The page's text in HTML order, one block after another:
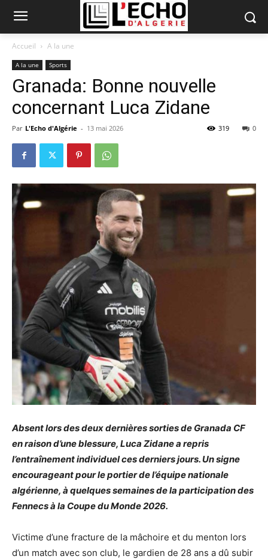
Accueil A la une
A la une Sports
Granada: Bonne nouvelle
concernant Luca Zidane
Par L'Echo d'Algérie - 13 mai 2026 0
319
Absent lors des deux dernières sorties de Granada CF
en raison d’une blessure, Luca Zidane a repris
l’entraînement individuel ces derniers jours. Un signe
encourageant pour le portier de l’équipe nationale
algérienne, à quelques semaines de la participation des
Fennecs à la Coupe du Monde 2026.
Victime d’une fracture de la mâchoire et du menton lors
d’un match avec son club, le gardien de 28 ans a dû subir